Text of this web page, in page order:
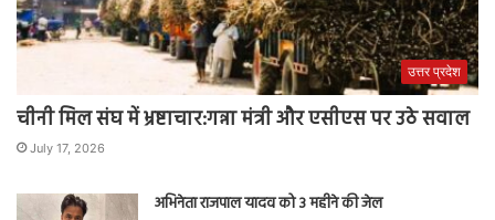
उत्तर प्रदेश
चीनी मिल संघ में भ्रष्टाचार:गन्ना मंत्री और एसीएस पर उठे सवाल
July 17, 2026
अभिनेता राजपाल यादव को 3 महीने की जेल